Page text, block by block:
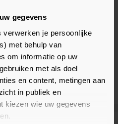
gegevens
verwerken je persoonlijke
met behulp van
om informatie op uw
met als doel
en content, metingen aan
in publiek en
kiezen wie uw gegevens